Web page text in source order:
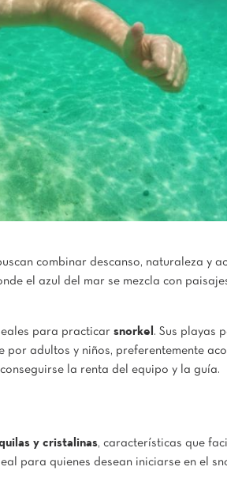
combinar descanso, naturaleza y
el azul del mar se mezcla con
para practicar snorkel . Sus playas
adultos y niños, preferentemente
la renta del equipo y la guía.
y cristalinas, características que
para quienes desean iniciarse en el